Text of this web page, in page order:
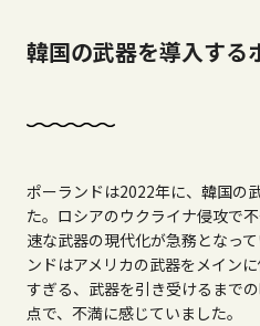
韓国の武器を導入する
ポーランドは2022年に、韓国の
た。ロシアのウクライナ侵攻で
速な武器の現代化が急務となっ
ンドはアメリカの武器をメイン
すぎる、武器を引き受けるまで
点で、不満に感じていました。